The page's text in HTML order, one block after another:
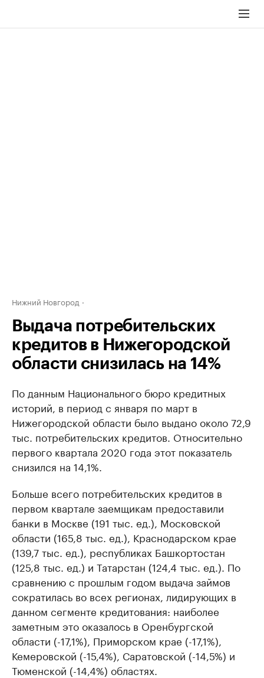
Нижний Новгород
Выдача потребительских
кредитов в Нижегородской
области снизилась на 14%
По данным Национального бюро кредитных
историй, в период с января по март в
Нижегородской области было выдано около 72,9
тыс. потребительских кредитов. Относительно
первого квартала 2020 года этот показатель
снизился на 14,1%.
Больше всего потребительских кредитов в
первом квартале заемщикам предоставили
банки в Москве (191 тыс. ед.), Московской
области (165,8 тыс. ед.), Краснодарском крае
(139,7 тыс. ед.), республиках Башкортостан
(125,8 тыс. ед.) и Татарстан (124,4 тыс. ед.). По
сравнению с прошлым годом выдача займов
сократилась во всех регионах, лидирующих в
данном сегменте кредитования: наиболее
заметным это оказалось в Оренбургской
области (-17,1%), Приморском крае (-17,1%),
Кемеровской (-15,4%), Саратовской (-14,5%) и
Тюменской (-14,4%) областях.